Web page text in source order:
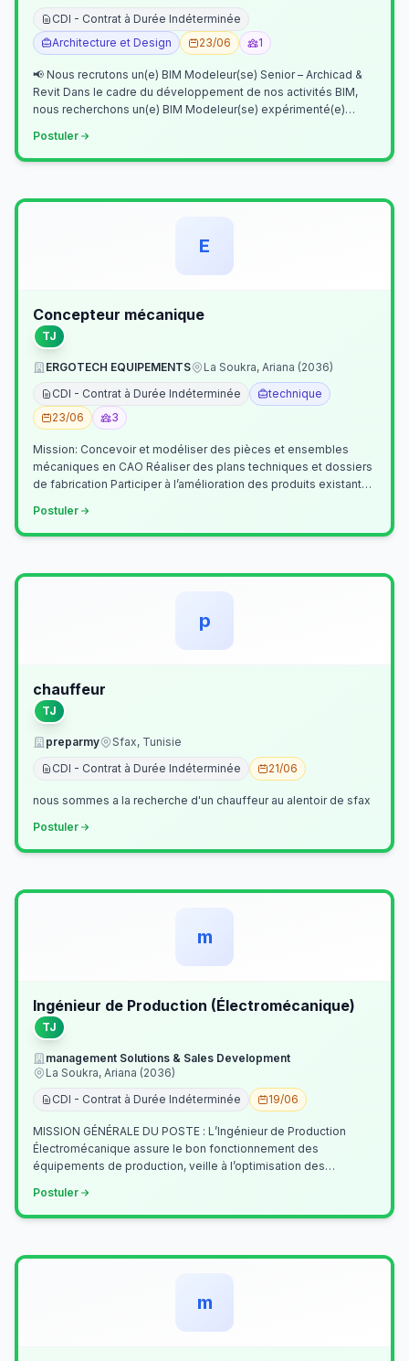
CDI - Contrat à Durée Indéterminée
Architecture et Design
23/06 1
📢 Nous recrutons un(e) BIM Modeleur(se) Senior – Archicad &
Revit Dans le cadre du développement de nos activités BIM,
nous recherchons un(e) BIM Modeleur(se) expérimenté(e)
Postuler
E
Concepteur mécanique
TJ
ERGOTECH EQUIPEMENTS
La Soukra, Ariana (2036)
CDI - Contrat à Durée Indéterminée
technique
23/06
3
Mission: Concevoir et modéliser des pièces et ensembles
mécaniques en CAO Réaliser des plans techniques et dossiers
de fabrication Participer à l’amélioration des produits existants
Postuler
p
chauffeur
TJ
preparmy
Sfax, Tunisie
CDI - Contrat à Durée Indéterminée
21/06
nous sommes a la recherche d'un chauffeur au alentoir de sfax
Postuler
m
Ingénieur de Production (Électromécanique)
TJ
management Solutions & Sales Development
La Soukra, Ariana (2036)
CDI - Contrat à Durée Indéterminée
19/06
MISSION GÉNÉRALE DU POSTE : L’Ingénieur de Production
Électromécanique assure le bon fonctionnement des
équipements de production, veille à l’optimisation des
Postuler
m